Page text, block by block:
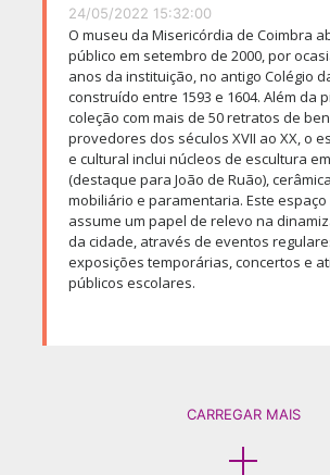
24/05/2022 15:32:00
O museu da Misericórdia de Coimbra
público em setembro de 2000, por
anos da instituição, no antigo Colégio
construído entre 1593 e 1604. Além da
coleção com mais de 50 retratos de
provedores dos séculos XVII ao XX, o
e cultural inclui núcleos de escultura
(destaque para João de Ruão),
mobiliário e paramentaria. Este
assume um papel de relevo na
da cidade, através de eventos
exposições temporárias, concertos e
públicos escolares.
CARREGAR MAIS